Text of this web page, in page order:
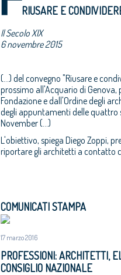
RIUSARE E
Il Secolo XIX
6 novembre 2015
(...) del convegno "Riusare e
prossimo all'Acquario di Genova,
Fondazione e dall'Ordine degli
degli appuntamenti delle quattro
November (...)
L'obiettivo, spiega Diego Zoppi,
riportare gli architetti a contatto
COMUNICATI STAMPA
17 marzo 2016
PROFESSIONI: ARCHITETTI,
CONSIGLIO NAZIONALE